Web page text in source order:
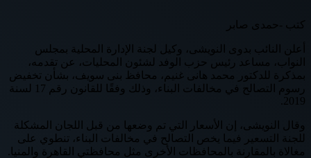
كتب -حمدى صابر
أعلن النائب بدوى النويشى، وكيل لجنة الإدارة المحلية بمجلس
النواب، مساعد رئيس حزب الوفد لشئون المحليات، عن تقدمه،
بمذكرة للدكتور محمد هانى غنيم، محافظ بنى سويف، بشأن تخفيض
رسوم التصالح في مخالفات البناء، وذلك وفقًا للقانون رقم 17 لسنة
2019.
وقال النويشى، إن الأسعار التي تم وضعها من قبل اللجان المشكلة
للجنة التسعير فيما يخص التصالح في مخالفات البناء، تنطوي على
مغالاة بالمقارنة بالمحافظات الأخرى مثل محافظتي القاهرة والمنيا.